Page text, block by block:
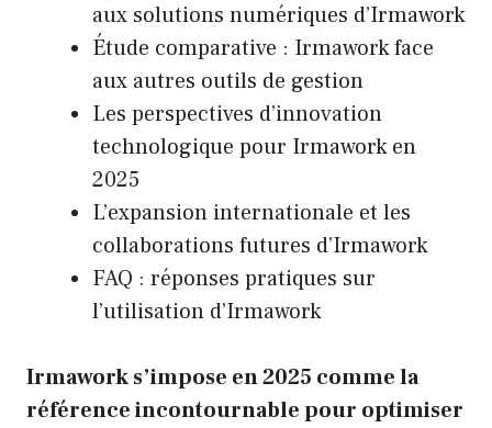
aux solutions numériques d’Irmawork
Étude comparative : Irmawork face
aux autres outils de gestion
Les perspectives d’innovation
technologique pour Irmawork en
2025
L’expansion internationale et les
collaborations futures d’Irmawork
FAQ : réponses pratiques sur
l’utilisation d’Irmawork
Irmawork s’impose en 2025 comme la
référence incontournable pour optimiser